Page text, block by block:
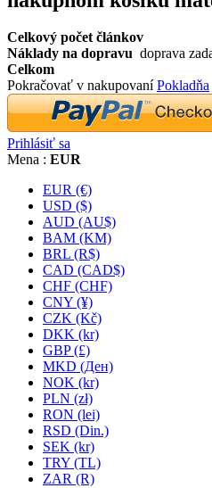
Celkový počet článkov
Náklady na dopravu doprava
Celkom
Pokračovať v nakupovaníPokladňa
Prihlásiť sa
Mena : EUR
EUR (€)
USD ($)
AUD (AU$)
BAM (KM)
BRL (R$)
CAD (CAD$)
CHF (CHF)
CNY (¥)
CZK (Kč)
DKK (kr)
GBP (£)
MKD (Ден)
NOK (kr)
PLN (zł)
RON (lei)
RSD (Din.)
SEK (kr)
TRY (TL)
ZAR (R)